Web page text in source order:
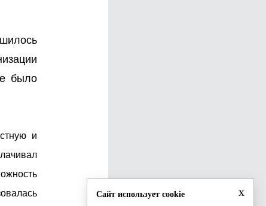
было
и
x
Сайт использует cookie